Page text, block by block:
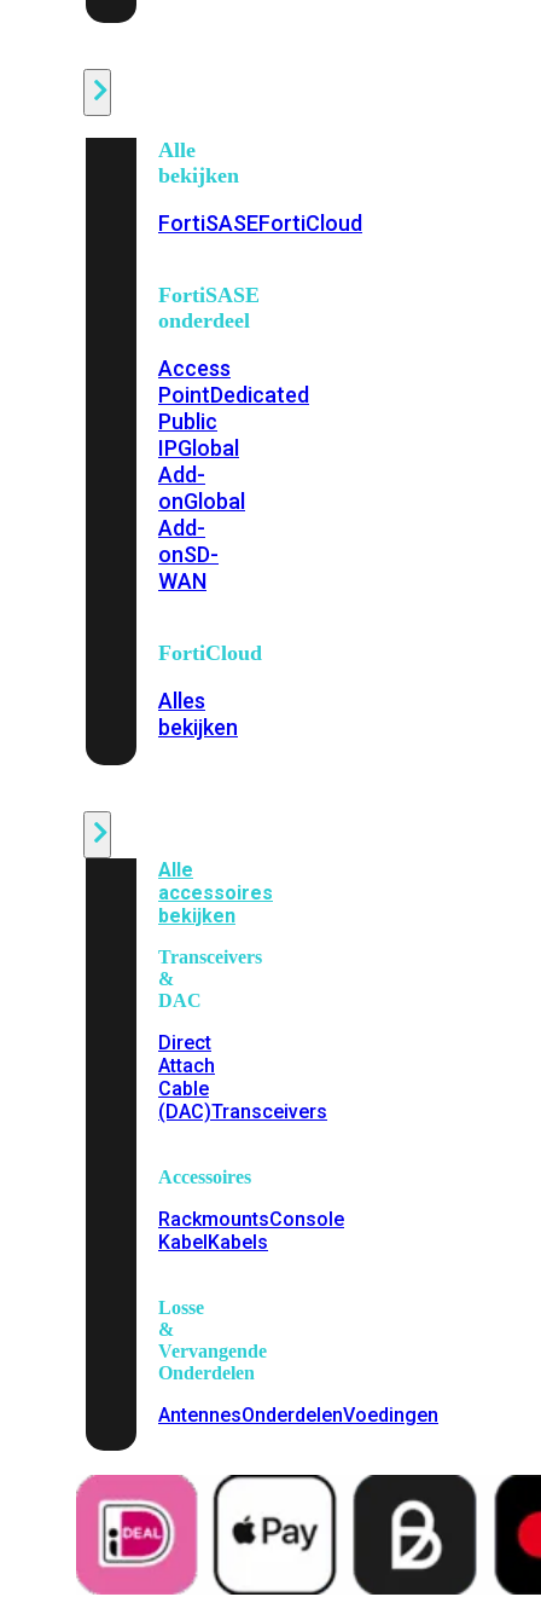
Alle
bekijken
FortiSASEFortiCloud
FortiSASE
onderdeel
Access
PointDedicated
Public
IPGlobal
Add-
onGlobal
Add-
onSD-
WAN
FortiCloud
Alles
bekijken
Alle
accessoires
bekijken
Transceivers
&
DAC
Direct
Attach
Cable
(DAC)Transceivers
Accessoires
RackmountsConsole
KabelKabels
Losse
&
Vervangende
Onderdelen
AntennesOnderdelenVoedingen